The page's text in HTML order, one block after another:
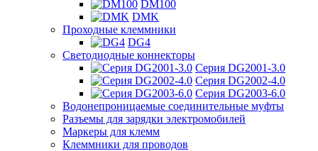
DM100
DMK
Проходные клеммники
DG4
Светодиодные коннекторы
Серия DG2001-3.0
Серия DG2002-4.0
Серия DG2003-6.0
Водонепроницаемые соединительные муфты
Разъемы для зарядки электромобилей
Маркеры для клемм
Клеммники для проводов